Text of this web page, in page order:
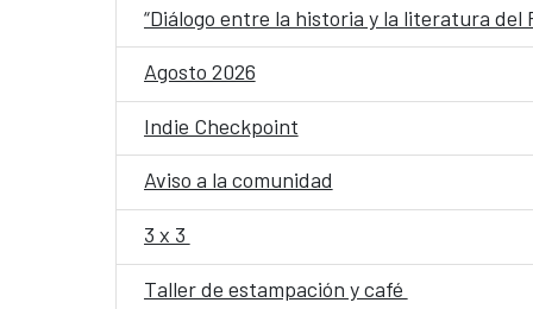
“Diálogo entre la historia y la literatura
Agosto 2026
Indie Checkpoint
Aviso a la comunidad
3 x 3
Taller de estampación y café